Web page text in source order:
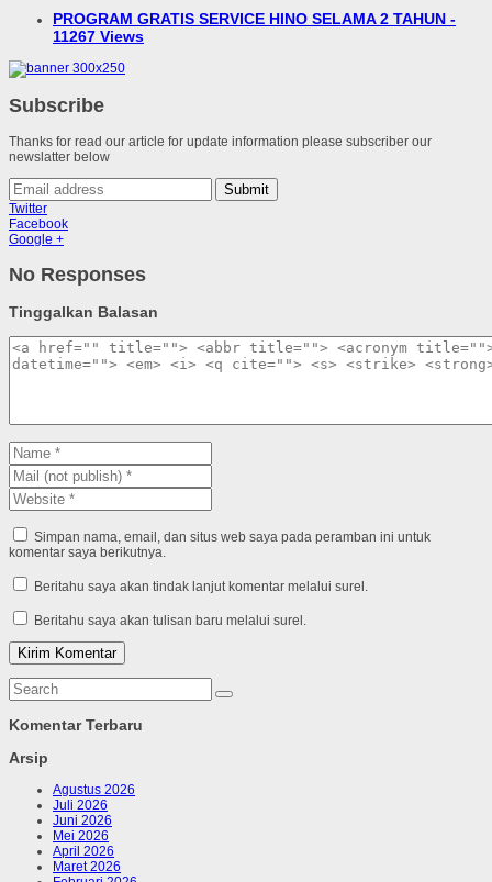
PROGRAM GRATIS SERVICE HINO SELAMA 2 TAHUN -
11267 Views
Subscribe
Thanks for read our article for update information please subscriber our
newslatter below
Submit
Twitter
Facebook
Google +
No Responses
Tinggalkan Balasan
Simpan nama, email, dan situs web saya pada peramban ini untuk
komentar saya berikutnya.
Beritahu saya akan tindak lanjut komentar melalui surel.
Beritahu saya akan tulisan baru melalui surel.
Komentar Terbaru
Arsip
Agustus 2026
Juli 2026
Juni 2026
Mei 2026
April 2026
Maret 2026